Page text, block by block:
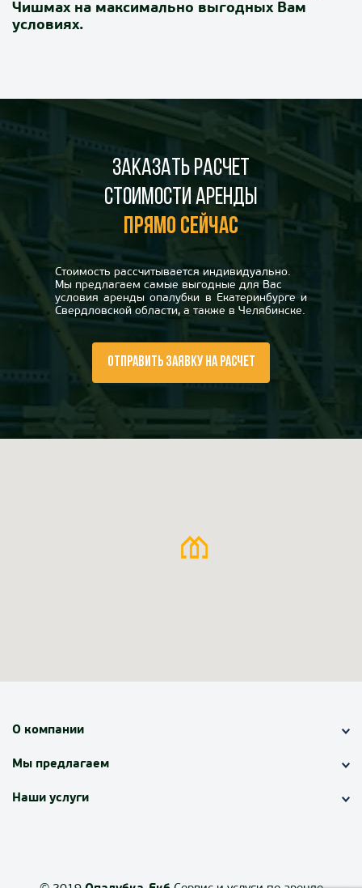
Чишмах на максимально выгодных Вам
условиях.
Заказать расчет
стоимости аренды
прямо сейчас
Стоимость рассчитывается индивидуально.
Мы предлагаем самые выгодные для Вас
условия аренды опалубки в Екатеринбурге и
Свердловской области, а также в Челябинске.
ОТПРАВИТЬ ЗАЯВКУ НА РАСЧЕТ
О компании
Мы предлагаем
Наши услуги